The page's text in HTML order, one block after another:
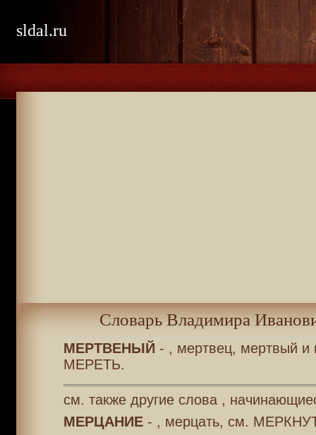
sldal.ru
Словарь Владимира
МЕРТВЕНЫЙ - , мертвец, мертвый и
МЕРЕТЬ.
см. также другие слова ,
МЕРЦАНИЕ- , мерцать, см.